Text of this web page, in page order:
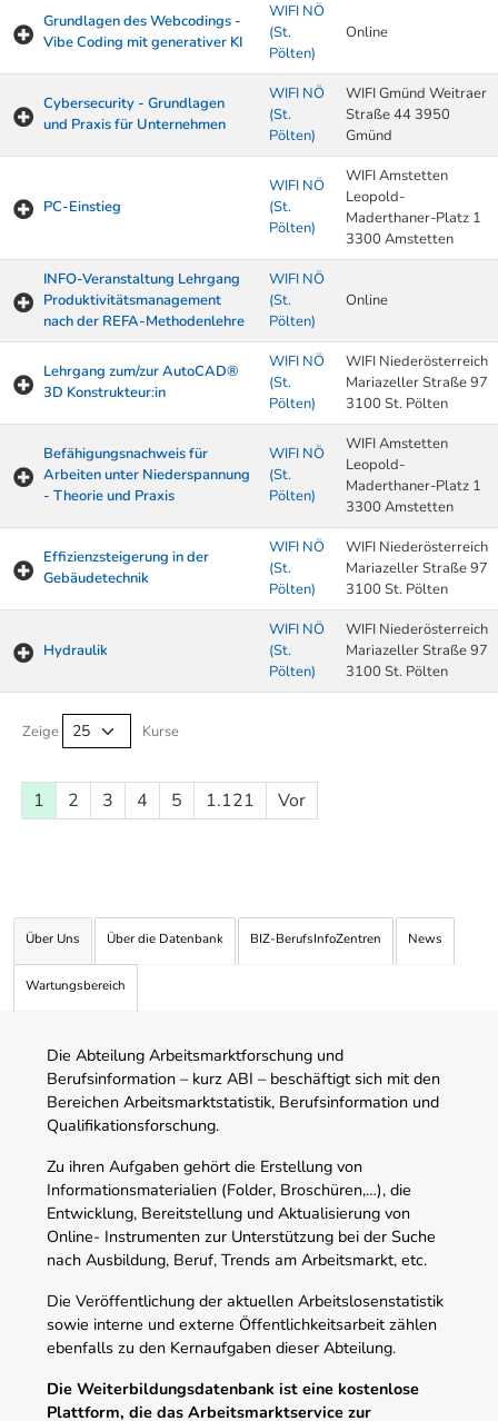
Grundlagen des Webcodings -
Vibe Coding mit generativer KI
WIFI NÖ
(St.
Pölten)
Online
Cybersecurity - Grundlagen
und Praxis für Unternehmen
WIFI NÖ
(St.
Pölten)
WIFI Gmünd Weitraer
Straße 44 3950
Gmünd
PC-Einstieg
WIFI NÖ
(St.
Pölten)
WIFI Amstetten
Leopold-
Maderthaner-Platz 1
3300 Amstetten
INFO-Veranstaltung Lehrgang
Produktivitätsmanagement
nach der REFA-Methodenlehre
WIFI NÖ
(St.
Pölten)
Online
Lehrgang zum/zur AutoCAD®
3D Konstrukteur:in
WIFI NÖ
(St.
Pölten)
WIFI Niederösterreich
Mariazeller Straße 97
3100 St. Pölten
Befähigungsnachweis für
Arbeiten unter Niederspannung
- Theorie und Praxis
WIFI NÖ
(St.
Pölten)
WIFI Amstetten
Leopold-
Maderthaner-Platz 1
3300 Amstetten
Effizienzsteigerung in der
Gebäudetechnik
WIFI NÖ
(St.
Pölten)
WIFI Niederösterreich
Mariazeller Straße 97
3100 St. Pölten
Hydraulik
WIFI NÖ
(St.
Pölten)
WIFI Niederösterreich
Mariazeller Straße 97
3100 St. Pölten
Zeige Kurse
1 2 3 4 5 1.121 Vor
Über Uns Über die Datenbank BIZ-BerufsInfoZentren News
Wartungsbereich
Die Abteilung Arbeitsmarktforschung und
Berufsinformation – kurz ABI – beschäftigt sich mit den
Bereichen Arbeitsmarktstatistik, Berufsinformation und
Qualifikationsforschung.
Zu ihren Aufgaben gehört die Erstellung von
Informationsmaterialien (Folder, Broschüren,…), die
Entwicklung, Bereitstellung und Aktualisierung von
Online- Instrumenten zur Unterstützung bei der Suche
nach Ausbildung, Beruf, Trends am Arbeitsmarkt, etc.
Die Veröffentlichung der aktuellen Arbeitslosenstatistik
sowie interne und externe Öffentlichkeitsarbeit zählen
ebenfalls zu den Kernaufgaben dieser Abteilung.
Die Weiterbildungsdatenbank ist eine kostenlose
Plattform, die das Arbeitsmarktservice zur